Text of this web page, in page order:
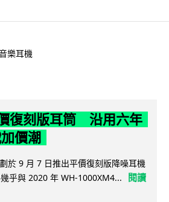
樂耳機
復刻版耳筒 沿用六年
價潮
於 9 月 7 日推出平價復刻版降噪耳機
乎與 2020 年 WH-1000XM4...
閱讀